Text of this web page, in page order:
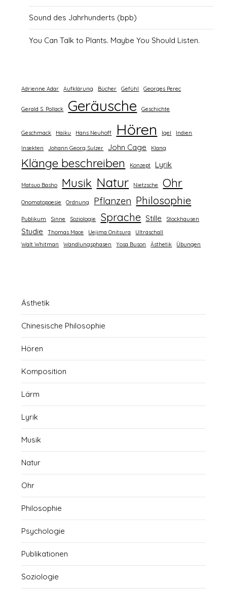
Sound des Jahrhunderts (bpb)
You Can Talk to Plants. Maybe You Should Listen.
Adrienne Adar Aufklärung Bücher Gefühl Georges Perec
Gerald S. Pollack Geräusche Geschichte
Geschmack Haiku Hans Neuhoff Hören Igel Indien
Insekten Johann Georg Sulzer John Cage Klang
Klänge beschreiben Konzept Lyrik
Matsuo Basho Musik Natur Nietzsche Ohr
Onomatopoesie Ordnung Pflanzen Philosophie
Publikum Sinne Soziologie Sprache Stille Stockhausen
Studie Thomas Mace Uejima Onitsura
Ultraschall
Walt Whitman
Wandlungsphasen Yosa Buson Ästhetik Übungen
Ästhetik
Chinesische Philosophie
Hören
Komposition
Lärm
Lyrik
Musik
Natur
Ohr
Philosophie
Psychologie
Publikationen
Soziologie